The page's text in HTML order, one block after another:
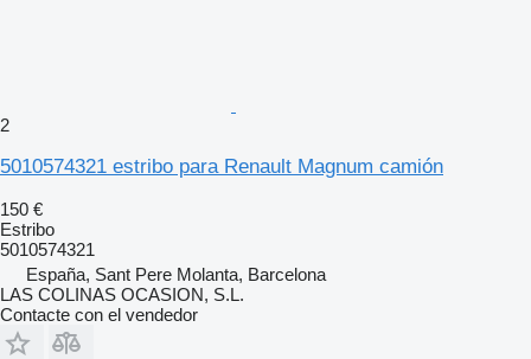
2
5010574321 estribo para Renault Magnum camión
150 €
Estribo
5010574321
España, Sant Pere Molanta, Barcelona
LAS COLINAS OCASION, S.L.
Contacte con el vendedor